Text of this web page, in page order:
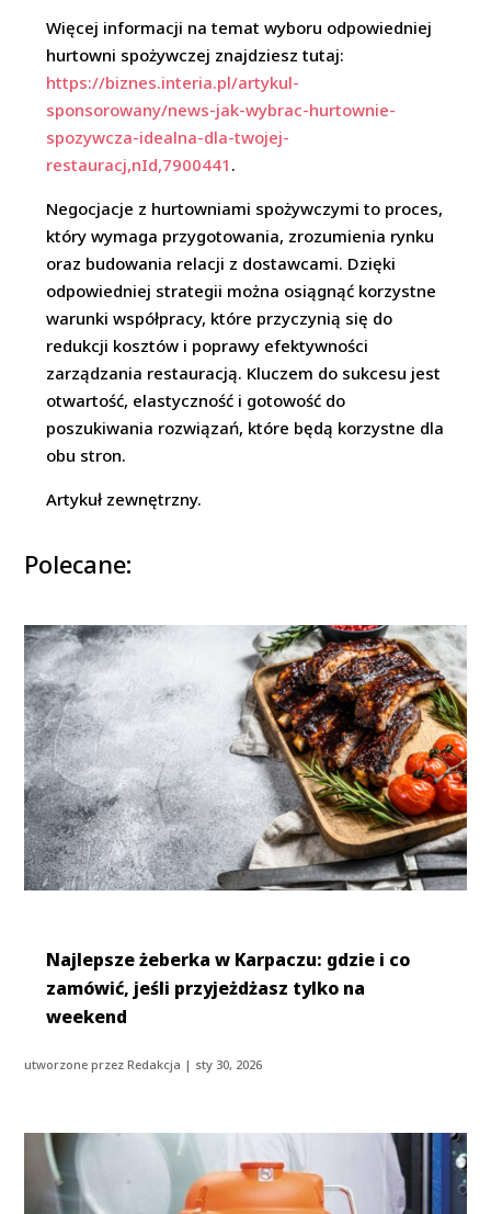
Więcej informacji na temat wyboru odpowiedniej
hurtowni spożywczej znajdziesz tutaj:
https://biznes.interia.pl/artykul-
sponsorowany/news-jak-wybrac-hurtownie-
spozywcza-idealna-dla-twojej-
restauracj,nId,7900441 .
Negocjacje z hurtowniami spożywczymi to proces,
który wymaga przygotowania, zrozumienia rynku
oraz budowania relacji z dostawcami. Dzięki
odpowiedniej strategii można osiągnąć korzystne
warunki współpracy, które przyczynią się do
redukcji kosztów i poprawy efektywności
zarządzania restauracją. Kluczem do sukcesu jest
otwartość, elastyczność i gotowość do
poszukiwania rozwiązań, które będą korzystne dla
obu stron.
Artykuł zewnętrzny.
Polecane:
Najlepsze żeberka w Karpaczu: gdzie i co
zamówić, jeśli przyjeżdżasz tylko na
weekend
utworzone przezRedakcja | sty 30, 2026